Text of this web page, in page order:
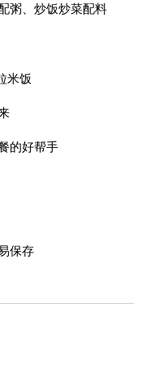
粥、炒饭炒菜配料
米饭
的好帮手
保存